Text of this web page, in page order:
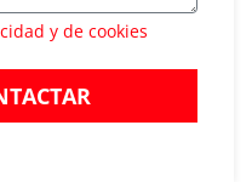
y de cookies